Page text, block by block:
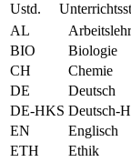
Ustd.
AL
BIO
Biologie
CH
Chemie
DE
Deutsch
DE-HKS Deutsch-
EN
Englisch
ETH
Ethik